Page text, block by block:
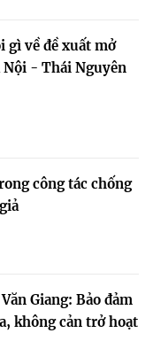
gì về đề xuất mở
Nội - Thái Nguyên
công tác chống
Giang: Bảo đảm
không cản trở hoạt